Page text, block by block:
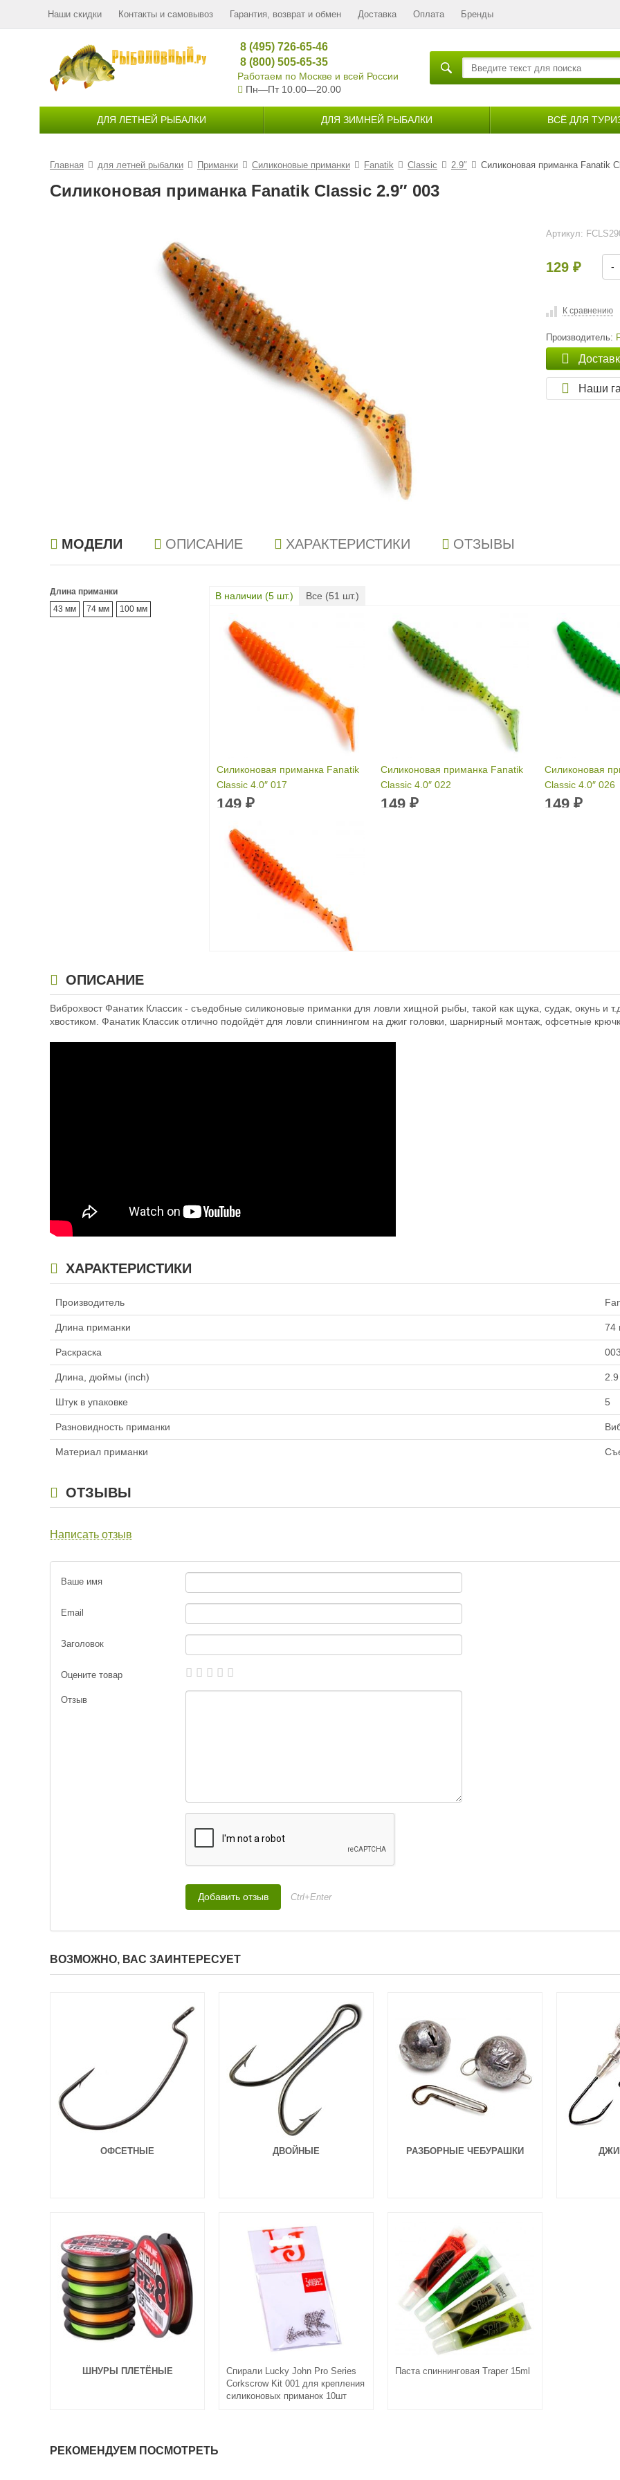
Наши скидки Контакты и самовывоз Гарантия, возврат и обмен Доставка Оплата Бренды
8 (495) 726-65-46
8 (800) 505-65-35
Работаем по Москве и всей России
Пн—Пт 10.00—20.00
ДЛЯ ЛЕТНЕЙ РЫБАЛКИ ДЛЯ ЗИМНЕЙ РЫБАЛКИ ВСЁ ДЛЯ
Главная для летней рыбалки Приманки Силиконовые приманки Fanatik Classic 2.9″ Силиконовая приманка Fanatik
Силиконовая приманка Fanatik Classic 2.9″ 003
Артикул:
129₽ -
К сравнению
Производитель:
Наши
МОДЕЛИ ОПИСАНИЕ ХАРАКТЕРИСТИКИ ОТЗЫВЫ
Длина приманки
43 мм
74 мм 100 мм
В наличии (5 шт.) Все (51 шт.)
Силиконовая приманка Fanatik
Classic 4.0″ 017
149 ₽
Силиконовая приманка Fanatik
Classic 4.0″ 022
149 ₽
Силиконовая
Classic 4.0″ 026
149 ₽
Classic 2.9″ 023
129₽
Длина приманки: 74 мм
ОПИСАНИЕ
Виброхвост Фанатик Классик - съедобные силиконовые приманки для ловли хищной рыбы, такой как щука, судак, окунь и
хвостиком. Фанатик Классик отлично подойдёт для ловли спиннингом на джиг головки, шарнирный монтаж, офсетные
ХАРАКТЕРИСТИКИ
Производитель
Длина приманки 74
Раскраска
Длина, дюймы (inch) 2.9
Штук в упаковке 5
Разновидность приманки
Материал приманки
ОТЗЫВЫ
Написать отзыв
Ваше имя
Email
Заголовок
Оцените товар
Отзыв
Ctrl+Enter
ВОЗМОЖНО, ВАС ЗАИНТЕРЕСУЕТ
ОФСЕТНЫЕ ДВОЙНЫЕ РАЗБОРНЫЕ ЧЕБУРАШКИ
ШНУРЫ ПЛЕТЁНЫЕ
Спирали Lucky John Pro Series
Corkscrow Kit 001 для крепления
силиконовых приманок 10шт
Паста спиннинговая Traper 15ml
РЕКОМЕНДУЕМ ПОСМОТРЕТЬ